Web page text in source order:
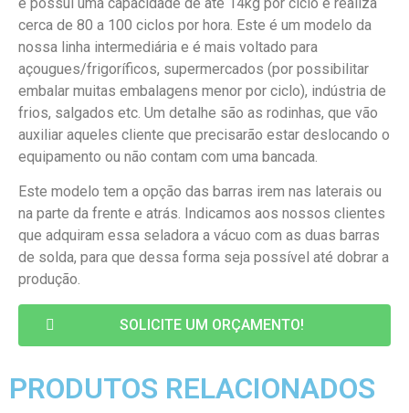
cerca de 80 a 100 ciclos por hora. Este é um modelo da
nossa linha intermediária e é mais voltado para
açougues/frigoríficos, supermercados (por possibilitar
embalar muitas embalagens menor por ciclo), indústria de
frios, salgados etc. Um detalhe são as rodinhas, que vão
auxiliar aqueles cliente que precisarão estar deslocando o
equipamento ou não contam com uma bancada.
Este modelo tem a opção das barras irem nas laterais ou
na parte da frente e atrás. Indicamos aos nossos clientes
que adquiram essa seladora a vácuo com as duas barras
de solda, para que dessa forma seja possível até dobrar a
produção.
SOLICITE UM ORÇAMENTO!
PRODUTOS RELACIONADOS